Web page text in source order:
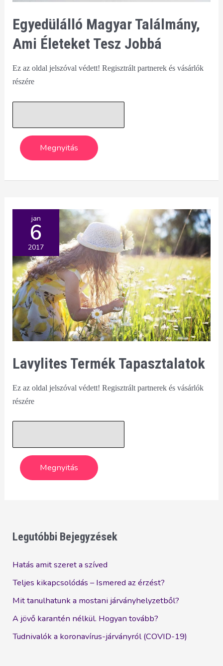
Egyedülálló Magyar Találmány,
Ami Életeket Tesz Jobbá
Ez az oldal jelszóval védett! Regisztrált partnerek és vásárlók
részére
jan
6
2017
Lavylites Termék Tapasztalatok
Ez az oldal jelszóval védett! Regisztrált partnerek és vásárlók
részére
Legutóbbi Bejegyzések
Hatás amit szeret a szíved
Teljes kikapcsolódás – Ismered az érzést?
Mit tanulhatunk a mostani járványhelyzetből?
A jövő karantén nélkül. Hogyan tovább?
Tudnivalók a koronavírus-járványról (COVID-19)